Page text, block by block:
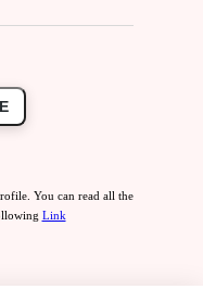
You can read all the
Link